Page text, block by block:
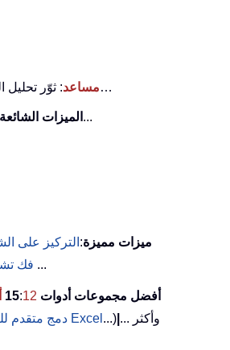
KUTOOLS AI مساعد: ثوّر تحليل …
الميزات الشائعة ...
ميزات مميزة: التركيز على
فك (تصفية الخلايا التي تحتوي على خط عريض/مائل/يتوسطه خط...) ...
أفضل مجموعات أدوات 15 :12
دمج متقدم تقسيم خلايا Excel ...) ... وأكثر